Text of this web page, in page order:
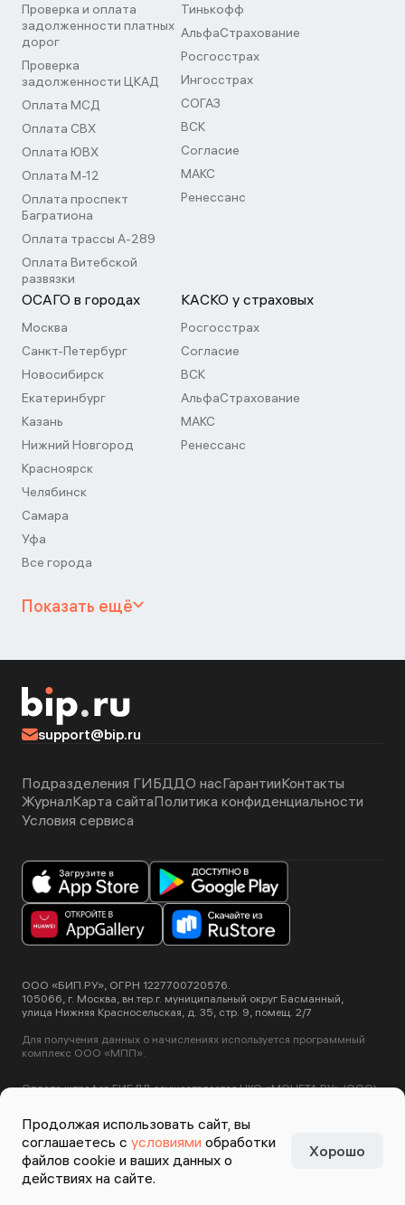
Продолжая использовать сайт, вы
соглашаетесь с условиями обработки
файлов cookie и ваших данных о
действиях на сайте.
Хорошо
Проверка и оплата
задолженности платных
дорог
Проверка
задолженности ЦКАД
Оплата МСД
Оплата СВХ
Оплата ЮВХ
Оплата М-12
Оплата проспект
Багратиона
Оплата трассы А-289
Оплата Витебской
развязки
Тинькофф
АльфаСтрахование
Росгосстрах
Ингосстрах
СОГАЗ
ВСК
Согласие
МАКС
Ренессанс
ОСАГО в городах
Москва
Санкт-Петербург
Новосибирск
Екатеринбург
Казань
Нижний Новгород
Красноярск
Челябинск
Самара
Уфа
Все города
КАСКО у страховых
Росгосстрах
Согласие
ВСК
АльфаСтрахование
МАКС
Ренессанс
Показать ещё
support@bip.ru
Подразделения ГИБДДО насГарантииКонтакты
ЖурналКарта сайтаПолитика конфиденциальности
Условия сервиса
ООО «БИП.РУ», ОГРН 1227700720576.
105066, г. Москва, вн.тер.г. муниципальный округ Басманный,
улица Нижняя Красносельская, д. 35, стр. 9, помещ. 2/7
Для получения данных о начислениях используется программный
комплекс ООО «МПП».
Оплата штрафов ГИБДД осуществляется НКО «МОНЕТА.РУ» (ООО).
Этот сайт использует сервис Yandex SmartCaptcha, пользуясь
нашими сервисами вы соглашаетесь с условиями обработки данных
Yandex SmartCaptcha.
Задизайнено вСтудии
Артемия Лебедева